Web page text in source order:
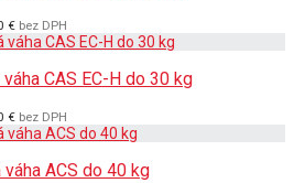
€ bez DPH
CAS EC-H do 30 kg
€ bez DPH
ACS do 40 kg